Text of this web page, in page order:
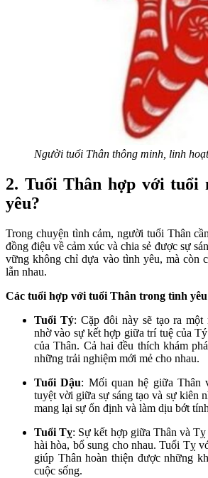
Người tuổi Thân thông minh, linh
2. Tuổi Thân hợp với tuổi
yêu?
Trong chuyện tình cảm, người tuổi Thân
đồng điệu về cảm xúc và chia sẻ được sự
vững không chỉ dựa vào tình yêu, mà còn
lẫn nhau.
Các tuổi hợp với tuổi Thân trong tình
Tuổi Tý: Cặp đôi này sẽ tạo ra một
nhờ vào sự kết hợp giữa trí tuệ của
của Thân. Cả hai đều thích khám
những trải nghiệm mới mẻ cho nhau.
Tuổi Dậu: Mối quan hệ giữa Thân
tuyệt vời giữa sự sáng tạo và sự kiên
mang lại sự ổn định và làm dịu bớt
Tuổi Tỵ: Sự kết hợp giữa Thân và
hài hòa, bổ sung cho nhau. Tuổi Tỵ
giúp Thân hoàn thiện được những
cuộc sống.